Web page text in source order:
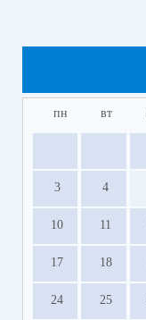
пн вт
3 4
10 11
17 18
24 25